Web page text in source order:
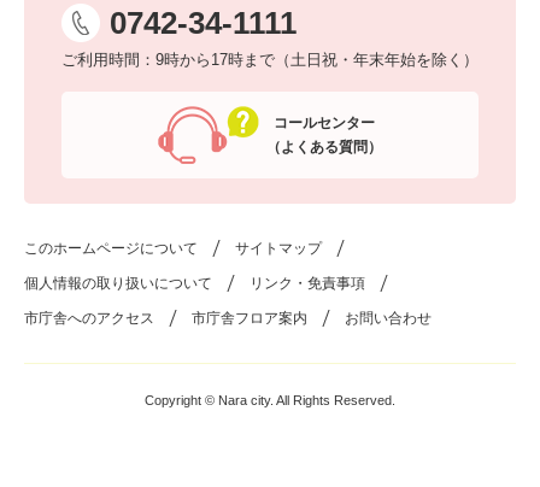
0742-34-1111
ご利用時間：9時から17時まで（土日祝・年末年始を除く）
コールセンター
（よくある質問）
このホームページについて サイトマップ
個人情報の取り扱いについて リンク・免責事項
市庁舎へのアクセス 市庁舎フロア案内 お問い合わせ
Copyright © Nara city. All Rights Reserved.